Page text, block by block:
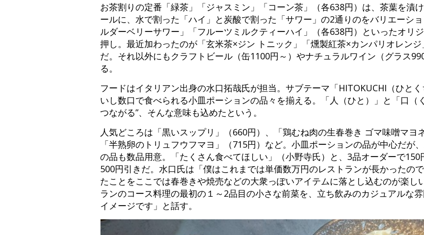
お茶割りの定番「緑茶」「ジャスミン」「コーン茶」（各638円）は、茶葉を漬
ールに、水で割った「ハイ」と炭酸で割った「サワー」の2通りのをバリエーシ
ルダーベリーサワー」「フルーツミルクティーハイ」（各638円）といったオリ
押し。最近加わったのが「玄米茶×ジン トニック」「燻製紅茶×カンパリオレン
だ。それ以外にもクラフトビール（缶1100円～）やナチュラルワイン（グラス
る。
フードはイタリアン出身の水口拓哉氏が担当。サブテーマ「HITOKUCHI（ひと
いし数口で食べられる小皿ポーションの品々を揃える。「人（ひと）」と「口（
つながる”、そんな意味も込めたという。
人気どころは「黒いスップリ」（660円）、「鶏むね肉の生春巻き ゴマ味噌マヨ
「半熟卵のトリュフウフマヨ」（715円）など。小皿ポーションの品が中心だが
の品も数品用意。「たくさん食べてほしい」（小野寺氏）と、3品オーダーで
500円引きだ。水口氏は「僕はこれまでは単価数万円のレストランが長かったの
たことをここでは春巻きや焼売などの大衆っぽいアイテムに落とし込むのが楽し
ランのコース料理の最初の１～2品目の小さな前菜を、立ち飲みのカジュアルな
イメージです」と話す。